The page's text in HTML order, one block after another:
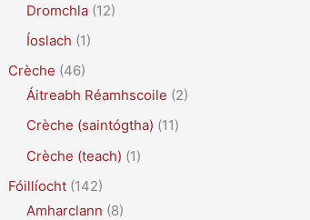
Dromchla (12)
Íoslach (1)
Crèche (46)
Áitreabh Réamhscoile (2)
Crèche (saintógtha) (11)
Crèche (teach) (1)
Fóillíocht (142)
Amharclann (8)